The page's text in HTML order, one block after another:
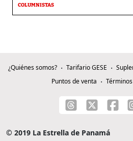
COLUMNISTAS
¿Quiénes somos? Tarifario GESE
Puntos de venta
© 2019 La Estrella de Panamá